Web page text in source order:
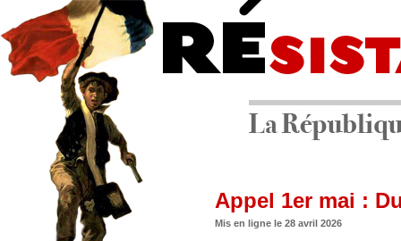
Appel 1er mai :
Mis en ligne le 28 avril 2026